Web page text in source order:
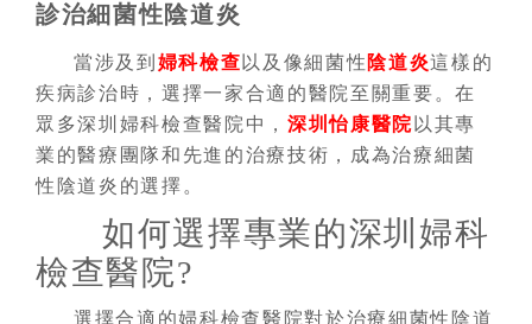
診治細菌性陰道炎
當涉及到 婦科檢查 以及像細菌性 陰道炎這樣的
疾病診治時，選擇一家合適的醫院至關重要。在
眾多深圳婦科檢查醫院中，深圳怡康醫院 以其專
業的醫療團隊和先進的治療技術，成為治療細菌
性陰道炎的選擇。
如何選擇專業的深圳婦科
檢查醫院?
選擇合適的婦科檢查醫院對於治療細菌性陰道